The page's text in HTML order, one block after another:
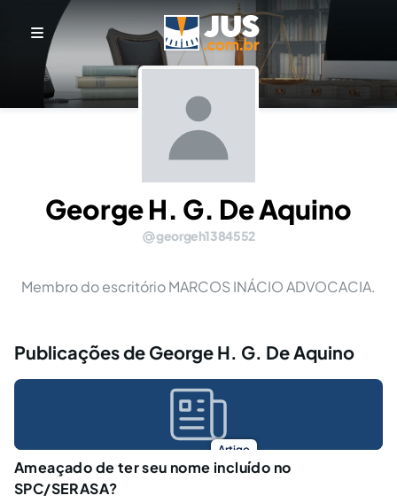
George H. G. De Aquino
georgeh1384552
Membro do escritório MARCOS INÁCIO ADVOCACIA.
Publicações de George H. G. De Aquino
Artigo
Ameaçado de ter seu nome incluído no
SPC/SERASA?